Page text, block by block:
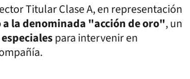
Titular Clase A, en representación
la denominada "acción de oro", un
para intervenir en